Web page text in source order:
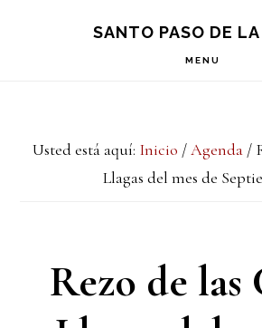
principal
lateral
SANTO PASO DE
MENU
Usted está aquí: Inicio / Agenda /
Llagas del mes de
Rezo de las